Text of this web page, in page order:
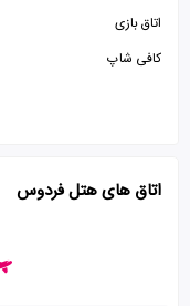
اتاق بازی
کافی شاپ
اتاق های هتل فردوس